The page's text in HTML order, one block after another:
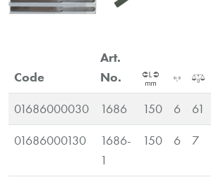
Code
Art.
No.
01686000030 1686 150 6 61
01686000130
1686-
1
150 6 7